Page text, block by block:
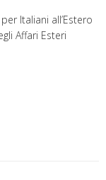
Italiani all’Estero
Affari Esteri